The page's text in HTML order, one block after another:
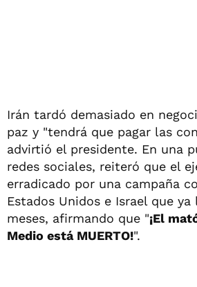
Irán tardó demasiado en
paz y "tendrá que pagar las
advirtió el presidente. En una
redes sociales, reiteró que el
erradicado por una campaña
Estados Unidos e Israel que
meses, afirmando que "¡El
Medio está MUERTO!".